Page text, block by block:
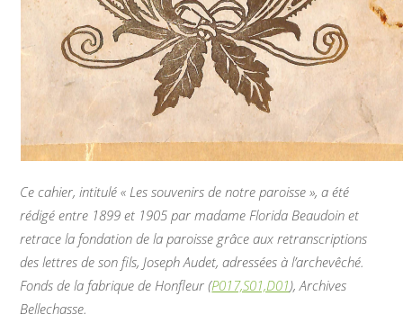
Ce cahier, intitulé « Les souvenirs de notre paroisse », a été
rédigé entre 1899 et 1905 par madame Florida Beaudoin et
retrace la fondation de la paroisse grâce aux retranscriptions
des lettres de son fils, Joseph Audet, adressées à l’archevêché.
Fonds de la fabrique de Honfleur (P017,S01,D01), Archives
Bellechasse.